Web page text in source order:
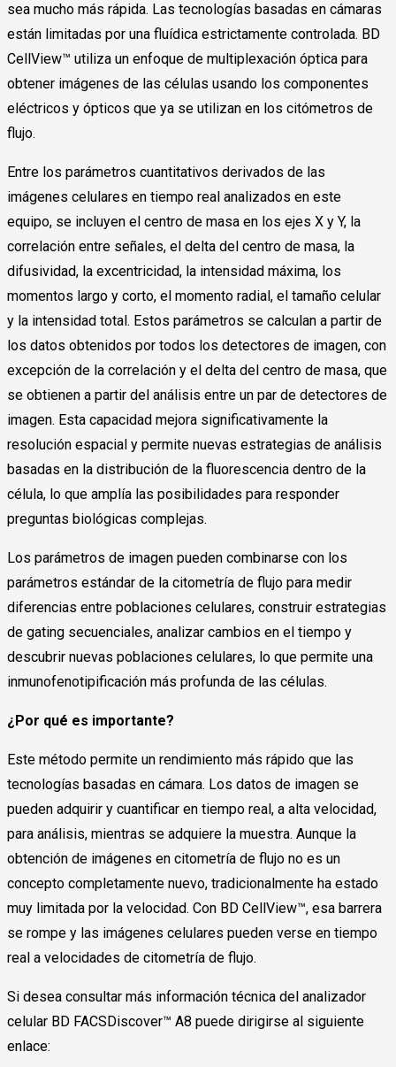
sea mucho más rápida. Las tecnologías basadas en cámaras
están limitadas por una fluídica estrictamente controlada. BD
CellView™ utiliza un enfoque de multiplexación óptica para
obtener imágenes de las células usando los componentes
eléctricos y ópticos que ya se utilizan en los citómetros de
flujo.
Entre los parámetros cuantitativos derivados de las
imágenes celulares en tiempo real analizados en este
equipo, se incluyen el centro de masa en los ejes X y Y, la
correlación entre señales, el delta del centro de masa, la
difusividad, la excentricidad, la intensidad máxima, los
momentos largo y corto, el momento radial, el tamaño celular
y la intensidad total. Estos parámetros se calculan a partir de
los datos obtenidos por todos los detectores de imagen, con
excepción de la correlación y el delta del centro de masa, que
se obtienen a partir del análisis entre un par de detectores de
imagen. Esta capacidad mejora significativamente la
resolución espacial y permite nuevas estrategias de análisis
basadas en la distribución de la fluorescencia dentro de la
célula, lo que amplía las posibilidades para responder
preguntas biológicas complejas.
Los parámetros de imagen pueden combinarse con los
parámetros estándar de la citometría de flujo para medir
diferencias entre poblaciones celulares, construir estrategias
de gating secuenciales, analizar cambios en el tiempo y
descubrir nuevas poblaciones celulares, lo que permite una
inmunofenotipificación más profunda de las células.
¿Por qué es importante?
Este método permite un rendimiento más rápido que las
tecnologías basadas en cámara. Los datos de imagen se
pueden adquirir y cuantificar en tiempo real, a alta velocidad,
para análisis, mientras se adquiere la muestra. Aunque la
obtención de imágenes en citometría de flujo no es un
concepto completamente nuevo, tradicionalmente ha estado
muy limitada por la velocidad. Con BD CellView™, esa barrera
se rompe y las imágenes celulares pueden verse en tiempo
real a velocidades de citometría de flujo.
Si desea consultar más información técnica del analizador
celular BD FACSDiscover™ A8 puede dirigirse al siguiente
enlace: